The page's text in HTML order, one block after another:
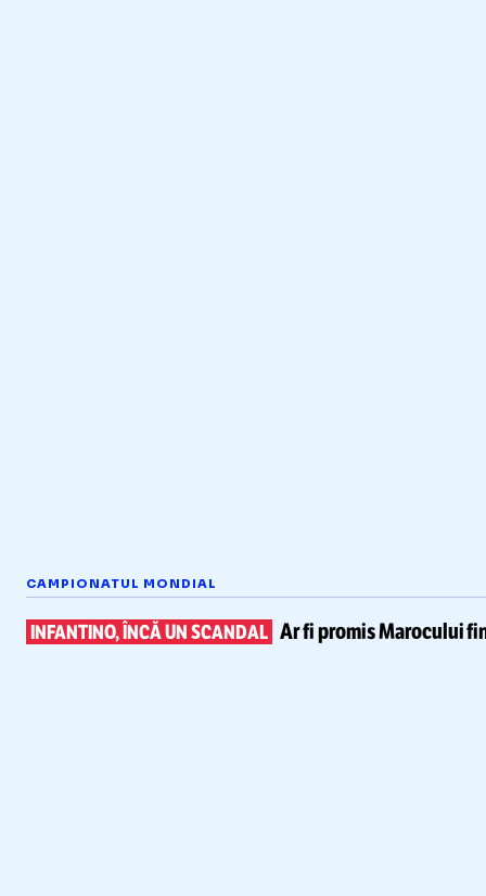
CAMPIONATUL MONDIAL
INFANTINO, ÎNCĂ UN SCANDAL Ar fi promis Marocului